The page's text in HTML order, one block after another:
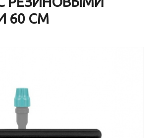
60 СМ